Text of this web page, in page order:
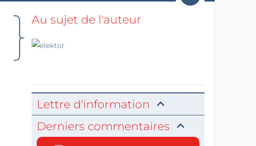
RechercherAu sujet de l'auteur
Lettre d'information
Derniers commentaires